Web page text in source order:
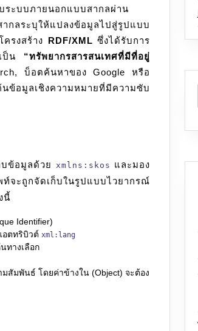
SKOS
RDF/XML
Format
สถาปัตยกรรม
Semantic
Web
ข้อมูล
ความ
ลระบุให้แปลงข้อมูลไปสู่รูปแบบ
ครงสร้าง RDF/XML ซึ่งได้รับการ
ป็น “ทรัพยากรสารสนเทศที่มีที่อยู่
บ็อตค้นหาของ Google หรือ
ข้อมูลเชิงความหมายที่มีความซับ
บข้อมูลด้วย xmlns:skos และมอง
จะถูกจัดเก็บในรูปแบบไวยากรณ์
นี้
Identifier)
อตทริบิวต์ xml:lang
ทางเลือก
มสัมพันธ์ โดยค่าข้างใน (Object) จะต้อง